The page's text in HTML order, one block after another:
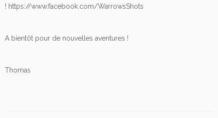
! https://www.facebook.com/WarrowsShots
A bientôt pour de nouvelles aventures !
Thomas